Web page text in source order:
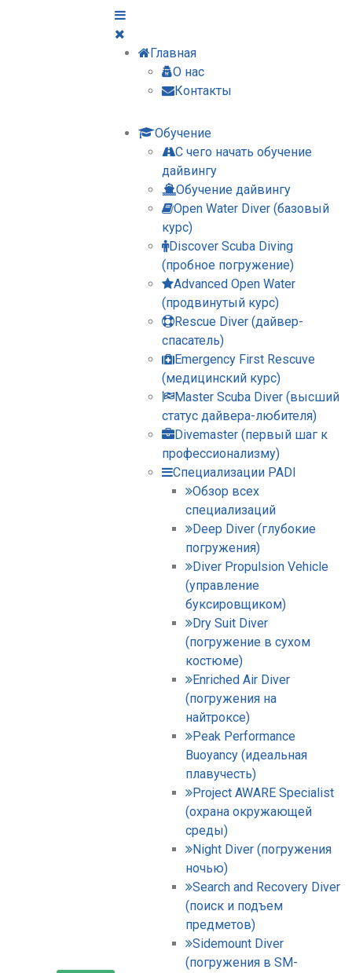
Главная
О нас
Контакты
Обучение
С чего начать обучение
дайвингу
Обучение дайвингу
Open Water Diver (базовый
курс)
Discover Scuba Diving
(пробное погружение)
Advanced Open Water
(продвинутый курс)
Rescue Diver (дайвер-
спасатель)
Emergency First Rescuve
(медицинский курс)
Master Scuba Diver (высший
статус дайвера-любителя)
Divemaster (первый шаг к
профессионализму)
Специализации PADI
Обзор всех
специализаций
Deep Diver (глубокие
погружения)
Diver Propulsion Vehicle
(управление
буксировщиком)
Dry Suit Diver
(погружение в сухом
костюме)
Enriched Air Diver
(погружения на
найтроксе)
Peak Performance
Buoyancy (идеальная
плавучесть)
Project AWARE Specialist
(охрана окружающей
среды)
Night Diver (погружения
ночью)
Search and Recovery Diver
(поиск и подъем
предметов)
Sidemount Diver
(погружения в SM-